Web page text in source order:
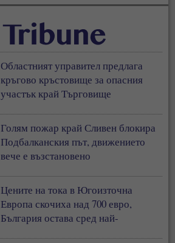
Областният управител предлага
кръгово кръстовище за опасния
участък край Търговище
Голям пожар край Сливен блокира
Подбалканския път, движението
вече е възстановено
Цените на тока в Югоизточна
Европа скочиха над 700 евро,
България остава сред най-